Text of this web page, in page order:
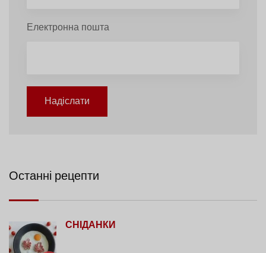
Електронна пошта
Надіслати
Останні рецепти
СНІДАНКИ